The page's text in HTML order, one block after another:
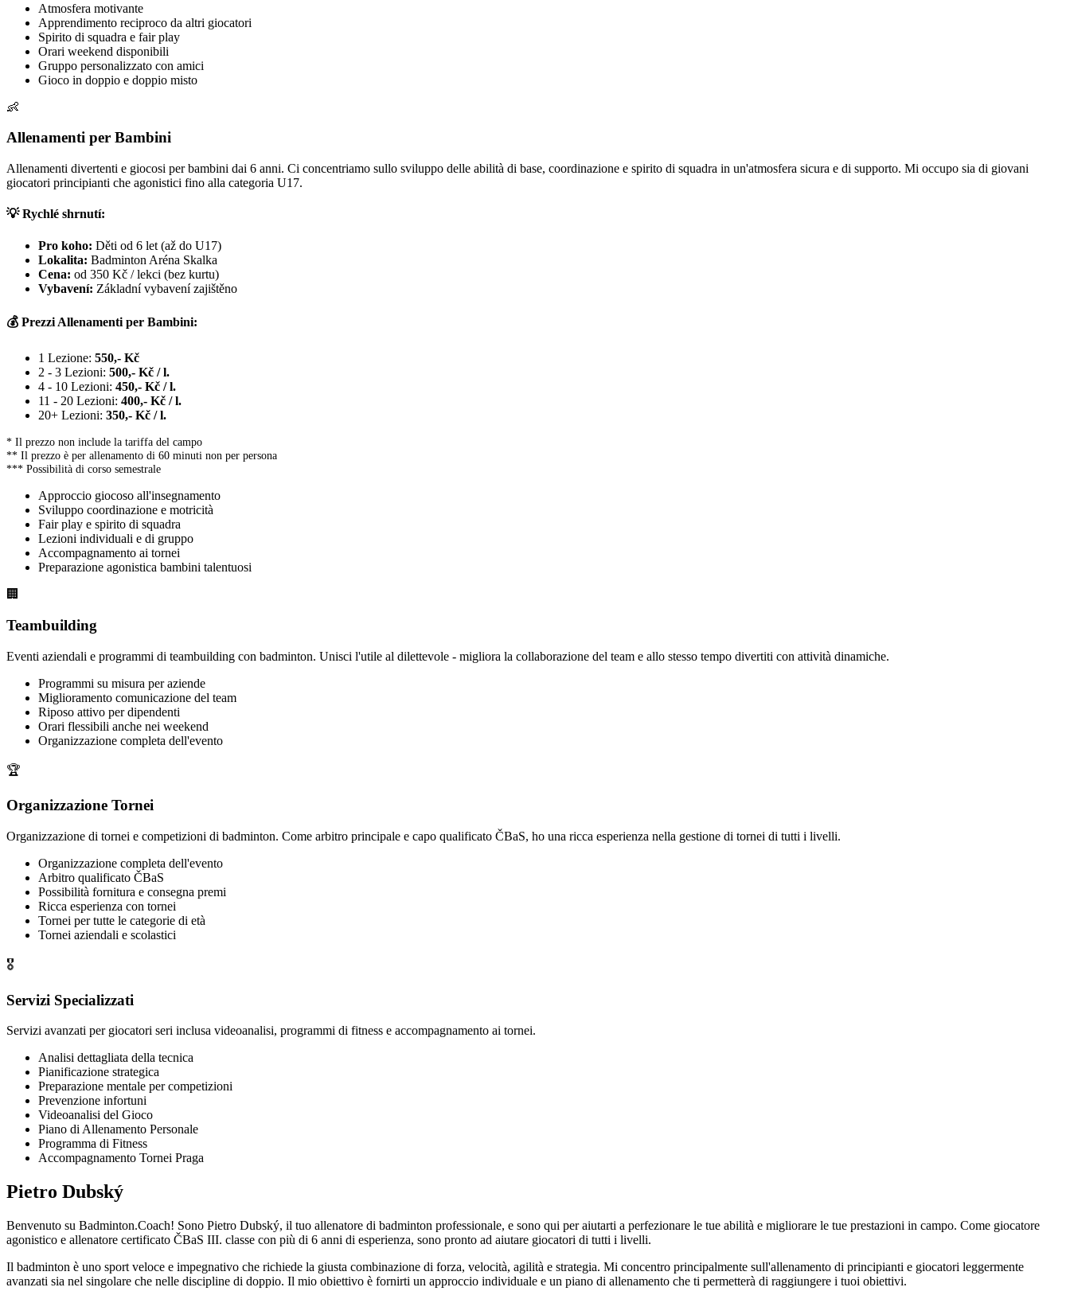
Atmosfera motivante
Apprendimento reciproco da altri giocatori
Spirito di squadra e fair play
Orari weekend disponibili
Gruppo personalizzato con amici
Gioco in doppio e doppio misto
👶
Allenamenti per Bambini
Allenamenti divertenti e giocosi per bambini dai 6 anni. Ci concentriamo sullo sviluppo delle abilità di base, coordinazione e spirito di squadra in un'atmosfera sicura e di supporto. Mi occupo sia di giovani
giocatori principianti che agonistici fino alla categoria U17.
💡 Rychlé shrnutí:
Pro koho: Děti od 6 let (až do U17)
Lokalita: Badminton Aréna Skalka
Cena: od 350 Kč / lekci (bez kurtu)
Vybavení: Základní vybavení zajištěno
💰 Prezzi Allenamenti per Bambini:
1 Lezione: 550,- Kč
2 - 3 Lezioni: 500,- Kč / l.
4 - 10 Lezioni: 450,- Kč / l.
11 - 20 Lezioni: 400,- Kč / l.
20+ Lezioni: 350,- Kč / l.
* Il prezzo non include la tariffa del campo
** Il prezzo è per allenamento di 60 minuti non per persona
*** Possibilità di corso semestrale
Approccio giocoso all'insegnamento
Sviluppo coordinazione e motricità
Fair play e spirito di squadra
Lezioni individuali e di gruppo
Accompagnamento ai tornei
Preparazione agonistica bambini talentuosi
🏢
Teambuilding
Eventi aziendali e programmi di teambuilding con badminton. Unisci l'utile al dilettevole - migliora la collaborazione del team e allo stesso tempo divertiti con attività dinamiche.
Programmi su misura per aziende
Miglioramento comunicazione del team
Riposo attivo per dipendenti
Orari flessibili anche nei weekend
Organizzazione completa dell'evento
🏆
Organizzazione Tornei
Organizzazione di tornei e competizioni di badminton. Come arbitro principale e capo qualificato ČBaS, ho una ricca esperienza nella gestione di tornei di tutti i livelli.
Organizzazione completa dell'evento
Arbitro qualificato ČBaS
Possibilità fornitura e consegna premi
Ricca esperienza con tornei
Tornei per tutte le categorie di età
Tornei aziendali e scolastici
🎖️
Servizi Specializzati
Servizi avanzati per giocatori seri inclusa videoanalisi, programmi di fitness e accompagnamento ai tornei.
Analisi dettagliata della tecnica
Pianificazione strategica
Preparazione mentale per competizioni
Prevenzione infortuni
Videoanalisi del Gioco
Piano di Allenamento Personale
Programma di Fitness
Accompagnamento Tornei Praga
Pietro Dubský
Benvenuto su Badminton.Coach! Sono Pietro Dubský, il tuo allenatore di badminton professionale, e sono qui per aiutarti a perfezionare le tue abilità e migliorare le tue prestazioni in campo. Come giocatore
agonistico e allenatore certificato ČBaS III. classe con più di 6 anni di esperienza, sono pronto ad aiutare giocatori di tutti i livelli.
Il badminton è uno sport veloce e impegnativo che richiede la giusta combinazione di forza, velocità, agilità e strategia. Mi concentro principalmente sull'allenamento di principianti e giocatori leggermente
avanzati sia nel singolare che nelle discipline di doppio. Il mio obiettivo è fornirti un approccio individuale e un piano di allenamento che ti permetterà di raggiungere i tuoi obiettivi.